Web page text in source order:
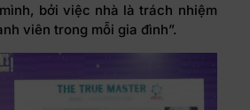
bởi việc nhà là trách nhiệm
viên trong mỗi gia đình”.